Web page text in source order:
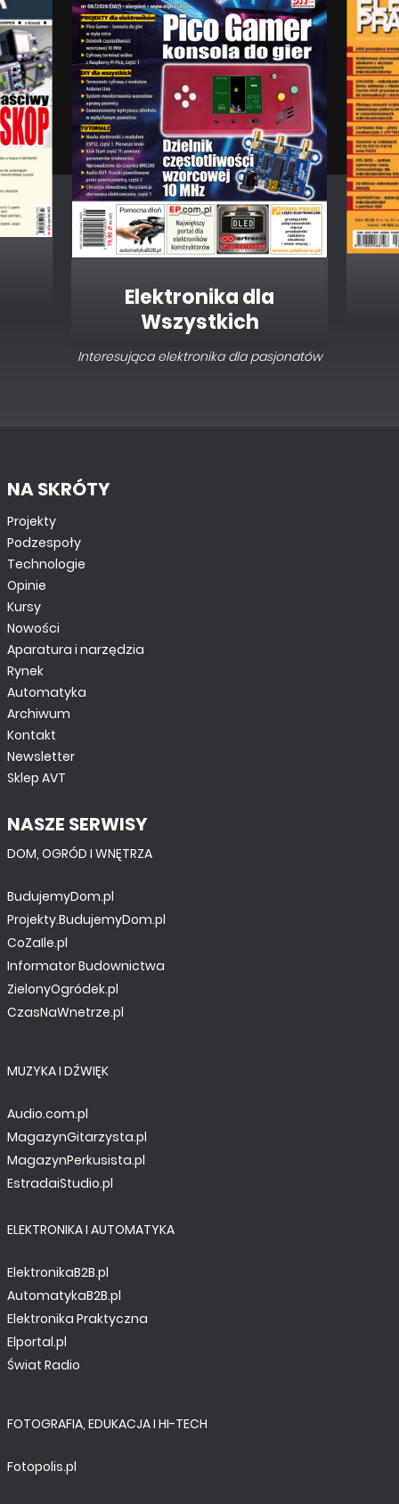
PROJEKTY SOFT
Podwieszany ploter z Raspberry PI
PROJEKTY CZYTELNIKÓW
Regulator obrotów silnika prądu stałego 200 V z
układem U2008B
MINIPROJEKTY
Litowa dziewiątka
(3). Jak zbudować oscyloskop z FFT z użyciem
STM32F746G-DISCO
Elektronika dla
Wszystkich
Interesująca elektronika dla pasjonatów
NA SKRÓTY
Projekty
Podzespoły
Technologie
Opinie
Kursy
Nowości
Aparatura i narzędzia
Rynek
Automatyka
Archiwum
Kontakt
Newsletter
Sklep AVT
NASZE SERWISY
DOM, OGRÓD I WNĘTRZA
BudujemyDom.pl
Projekty.BudujemyDom.pl
CoZaIle.pl
Informator Budownictwa
ZielonyOgródek.pl
CzasNaWnetrze.pl
MUZYKA I DŹWIĘK
Audio.com.pl
MagazynGitarzysta.pl
MagazynPerkusista.pl
EstradaiStudio.pl
ELEKTRONIKA I AUTOMATYKA
ElektronikaB2B.pl
AutomatykaB2B.pl
Elektronika Praktyczna
Elportal.pl
Świat Radio
FOTOGRAFIA, EDUKACJA I HI-TECH
Fotopolis.pl